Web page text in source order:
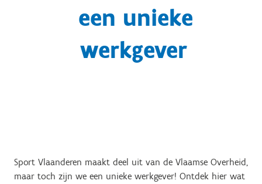
een unieke
werkgever
Sport Vlaanderen maakt deel uit van de Vlaamse Overheid,
maar toch zijn we een unieke werkgever! Ontdek hier wat